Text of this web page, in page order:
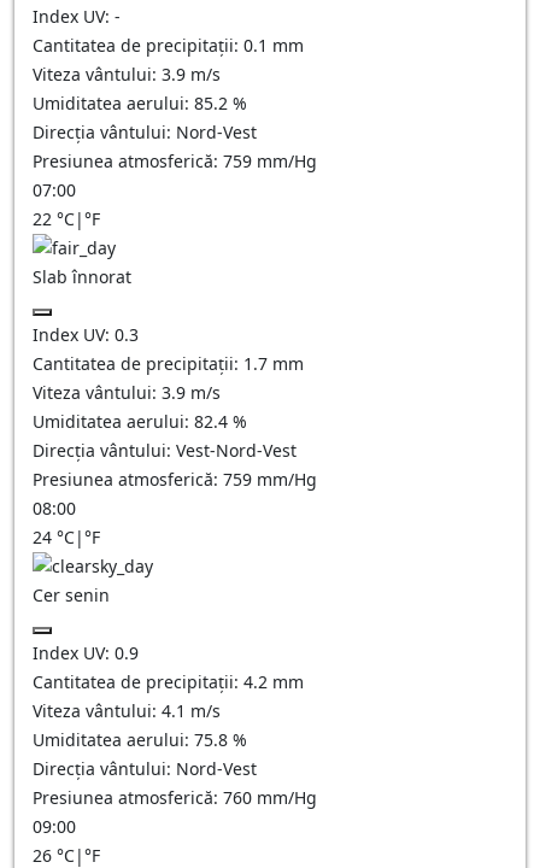
Index UV: -
Cantitatea de precipitații: 0.1 mm
Viteza vântului: 3.9 m/s
Umiditatea aerului: 85.2 %
Direcția vântului: Nord-Vest
Presiunea atmosferică: 759 mm/Hg
07:00
22 °C|°F
Slab înnorat
Index UV: 0.3
Cantitatea de precipitații: 1.7 mm
Viteza vântului: 3.9 m/s
Umiditatea aerului: 82.4 %
Direcția vântului: Vest-Nord-Vest
Presiunea atmosferică: 759 mm/Hg
08:00
24 °C|°F
Cer senin
Index UV: 0.9
Cantitatea de precipitații: 4.2 mm
Viteza vântului: 4.1 m/s
Umiditatea aerului: 75.8 %
Direcția vântului: Nord-Vest
Presiunea atmosferică: 760 mm/Hg
09:00
26 °C|°F